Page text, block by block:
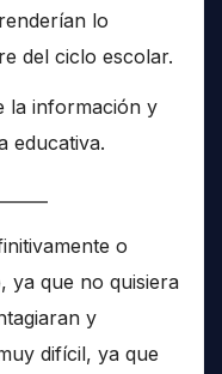
lo
del ciclo escolar.
la información y
educativa.
o
ya que no quisiera
y
difícil, ya que